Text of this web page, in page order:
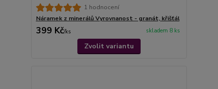
1 hodnocení
Náramek z minerálů Vyrovnanost - granát, křišťál
399 Kč/ks skladem 8 ks
Zvolit variantu